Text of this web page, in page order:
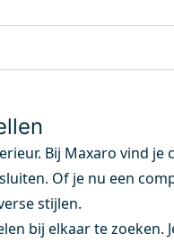
Bij Maxaro vind
Of je nu een
stijlen.
bij elkaar te zoeken.